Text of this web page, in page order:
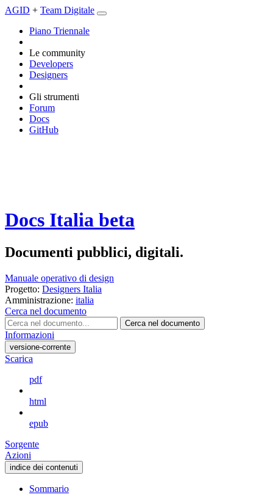
AGID + Team Digitale
Piano Triennale
Le community
Developers
Designers
Gli strumenti
Forum
Docs
GitHub
Docs Italia beta
Documenti pubblici, digitali.
Manuale operativo di design
Progetto: Designers Italia
Amministrazione: italia
Cerca nel documento
Cerca nel documento
Informazioni
versione-corrente
Scarica
pdf
html
epub
Sorgente
Azioni
indice dei contenuti
Sommario